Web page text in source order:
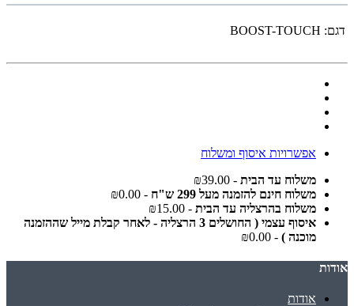
דגם: BOOST-TOUCH
אפשרויות איסוף ומשלוח
משלוח עד הבית - ₪39.00
משלוח חינם להזמנה מעל 299 ש"ח
- ₪0.00
משלוח בהרצליה עד הבית - ₪15.00
איסוף עצמי ( החושלים 3 הרצליה - לאחר קבלת מייל שההזמנה
מוכנה ) - ₪0.00
אודות
אודות